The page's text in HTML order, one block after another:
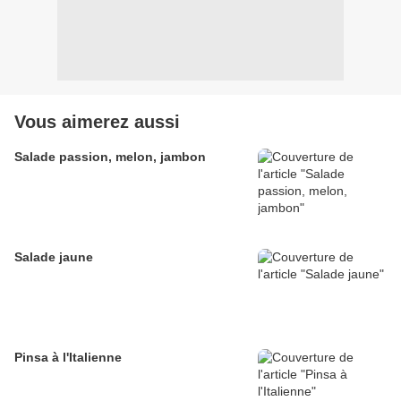
Vous aimerez aussi
Salade passion, melon, jambon
Salade jaune
Pinsa à l'Italienne